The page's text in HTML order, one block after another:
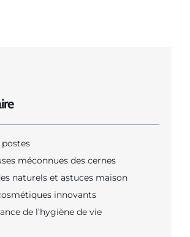
postes
méconnues des cernes
naturels et astuces maison
innovants
de l’hygiène de vie